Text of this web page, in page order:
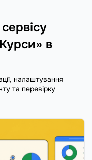
в
налаштування
та перевірку